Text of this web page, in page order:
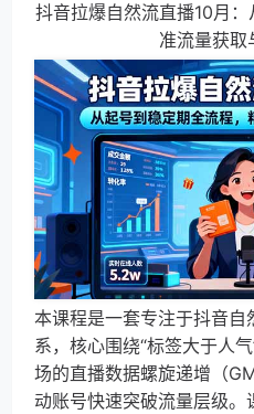
抖音拉爆自然流直播10月
准流量获取
本课程是一套专注于抖音
系，核心围绕“标签大于人
场的直播数据螺旋递增（
动账号快速突破流量层级